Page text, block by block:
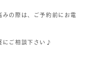
みの際は、ご予約前にお電
にご相談下さい♪